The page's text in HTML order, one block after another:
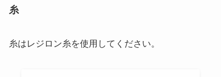
糸
糸はレジロン糸を使用してください。